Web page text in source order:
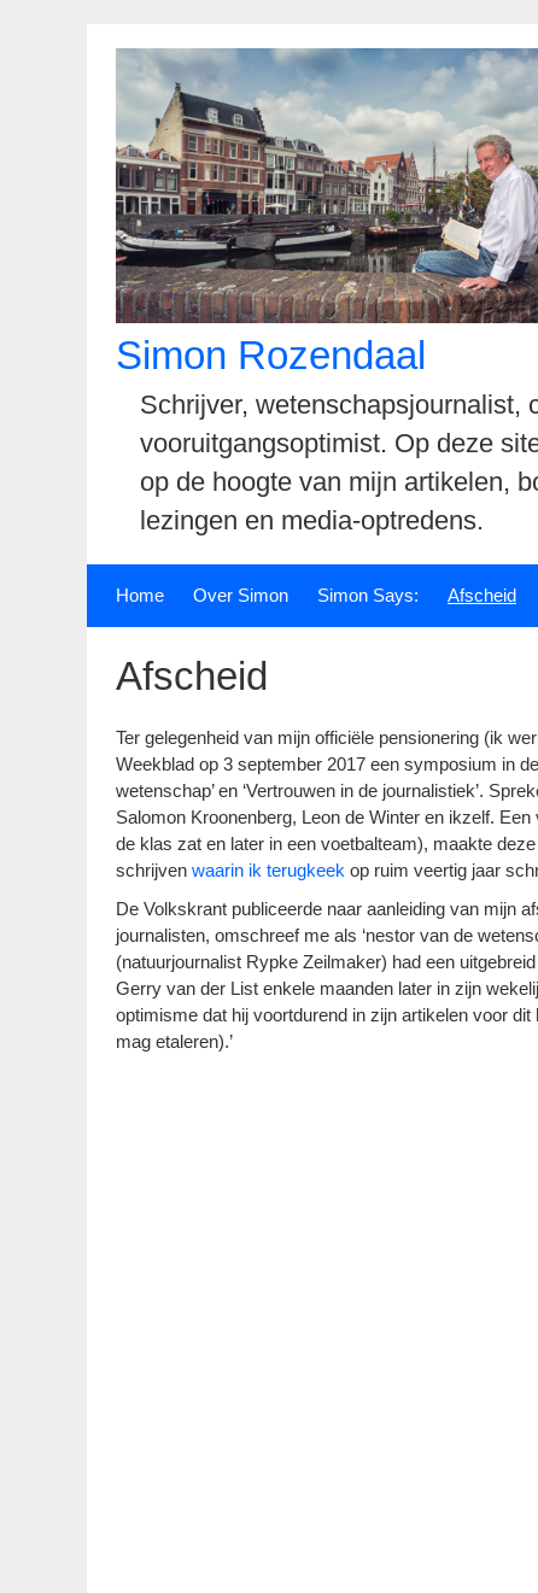
Simon Rozendaal
Schrijver, wetenschapsjournalist,
vooruitgangsoptimist. Op deze
op de hoogte van mijn artikelen,
lezingen en media-optredens.
Home Over Simon Simon Says: Afscheid
Afscheid
Ter gelegenheid van mijn officiële pensionering (ik
Weekblad op 3 september 2017 een symposium in
wetenschap’ en ‘Vertrouwen in de journalistiek’.
Salomon Kroonenberg, Leon de Winter en ikzelf.
de klas zat en later in een voetbalteam), maakte deze
schrijven waarin ik terugkeek op ruim veertig jaar
De Volkskrant publiceerde naar aanleiding van mijn
journalisten, omschreef me als ‘nestor van de
(natuurjournalist Rypke Zeilmaker) had een
Gerry van der List enkele maanden later in zijn
optimisme dat hij voortdurend in zijn artikelen voor
mag etaleren).’